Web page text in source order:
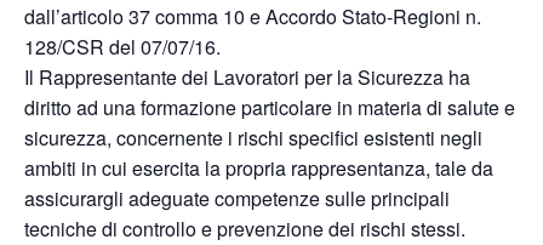
dall’articolo 37 comma 10 e Accordo Stato-Regioni n.
128/CSR del 07/07/16.
Il Rappresentante dei Lavoratori per la Sicurezza ha
diritto ad una formazione particolare in materia di salute e
sicurezza, concernente i rischi specifici esistenti negli
ambiti in cui esercita la propria rappresentanza, tale da
assicurargli adeguate competenze sulle principali
tecniche di controllo e prevenzione dei rischi stessi.